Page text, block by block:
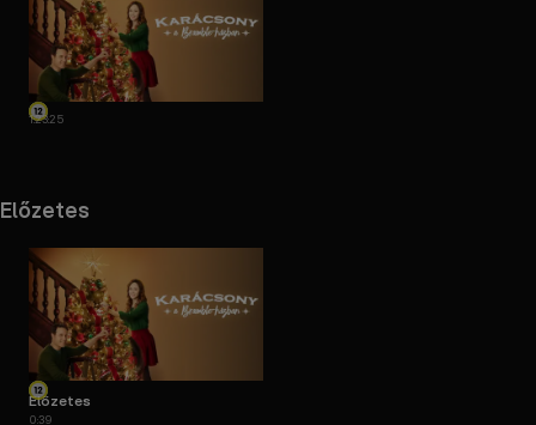
1:23:25
Előzetes
Előzetes
0:39